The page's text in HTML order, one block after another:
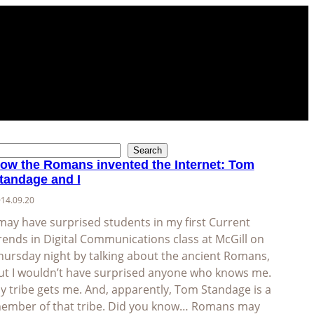
Search
the Romans invented the Internet: Tom
and I
have surprised students in my first Current
in Digital Communications class at McGill on
night by talking about the ancient Romans,
I wouldn’t have surprised anyone who knows me.
tribe gets me. And, apparently, Tom Standage is a
of that tribe. Did you know… Romans may